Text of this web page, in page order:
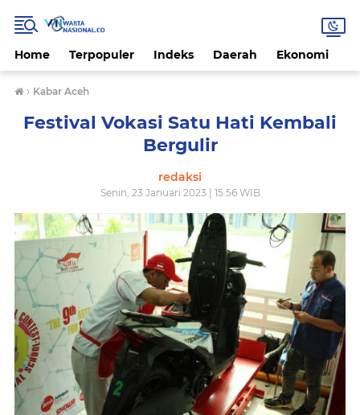
Home Terpopuler Indeks Daerah Ekonomi
› Kabar Aceh
Festival Vokasi Satu Hati Kembali
Bergulir
redaksi
Senin, 23 Januari 2023 | 15.56 WIB